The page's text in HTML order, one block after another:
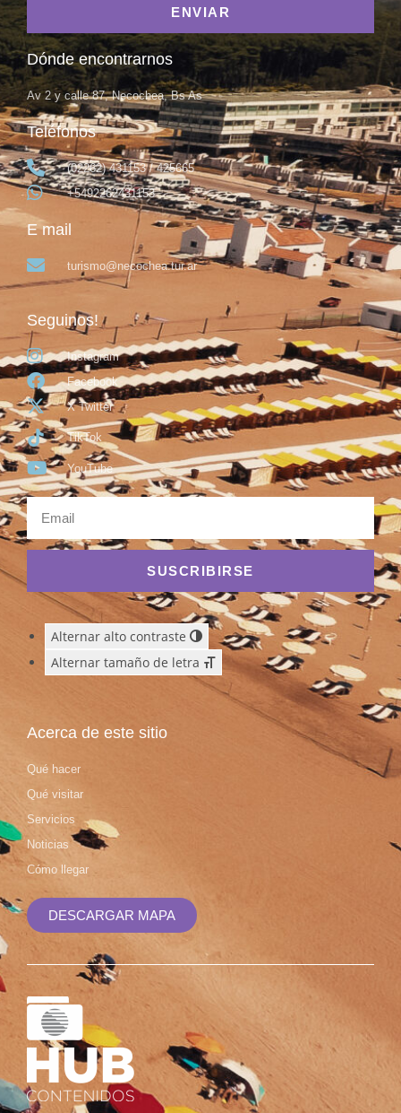
ENVIAR
Dónde encontrarnos
Av 2 y calle 87, Necochea, Bs As
Teléfonos
(02262) 431153 / 425665
+5492262431153
E mail
turismo@necochea.tur.ar
Seguinos!
Instagram
Facebook
X Twitter
TikTok
YouTube
SUSCRIBIRSE
Alternar alto contraste
Alternar tamaño de letra
Acerca de este sitio
Qué hacer
Qué visitar
Servicios
Noticias
Cómo llegar
DESCARGAR MAPA